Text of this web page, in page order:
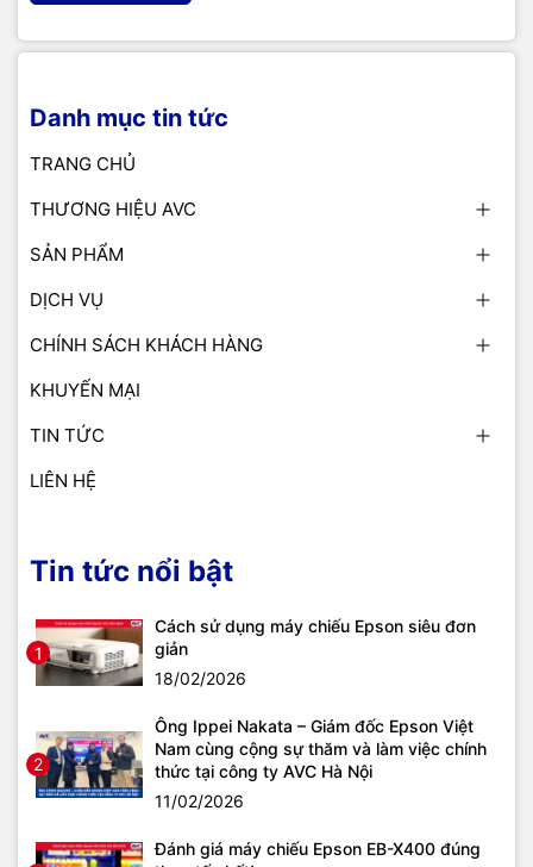
Danh mục tin tức
TRANG CHỦ
THƯƠNG HIỆU AVC
SẢN PHẨM
DỊCH VỤ
CHÍNH SÁCH KHÁCH HÀNG
KHUYẾN MẠI
TIN TỨC
LIÊN HỆ
Tin tức nổi bật
1
Cách sử dụng máy chiếu Epson siêu đơn
giản
18/02/2026
2
Ông Ippei Nakata – Giám đốc Epson Việt
Nam cùng cộng sự thăm và làm việc chính
thức tại công ty AVC Hà Nội
11/02/2026
Đánh giá máy chiếu Epson EB-X400 đúng